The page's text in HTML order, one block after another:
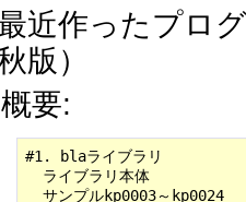
最近作ったプロ
版）
概要:
#1. blaライブラリ
  ライブラリ本体
  サンプルkp0003～kp0024